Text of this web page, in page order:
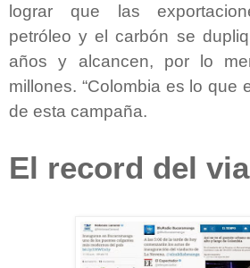
lograr que las
petróleo y el carbón se
años y alcancen, por lo
millones. “Colombia es lo que
de esta campaña.
El record del